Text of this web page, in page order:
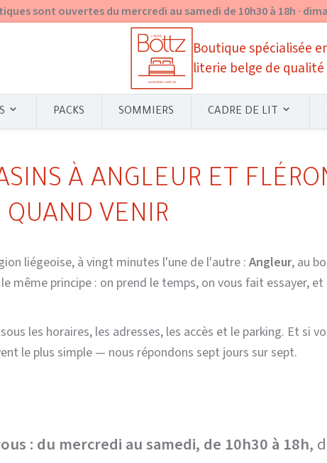
sont ouvertes du mercredi au samedi de 10h30 à 18h ·
Boutique spécialisée
literie belge de qualité
PACKS SOMMIERS CADRE DE LIT
À ANGLEUR ET
QUAND VENIR
liégeoise, à vingt minutes l'une de l'autre : Angleur, au
même principe : on prend le temps, on vous fait essayer,
les horaires, les adresses, les accès et le parking. Et si
le plus simple — nous répondons sept jours sur sept.
: du mercredi au samedi, de 10h30 à 18h,